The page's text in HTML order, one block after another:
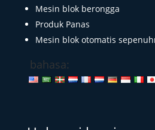
Mesin blok berongga
Produk Panas
Mesin blok otomatis
bahasa: